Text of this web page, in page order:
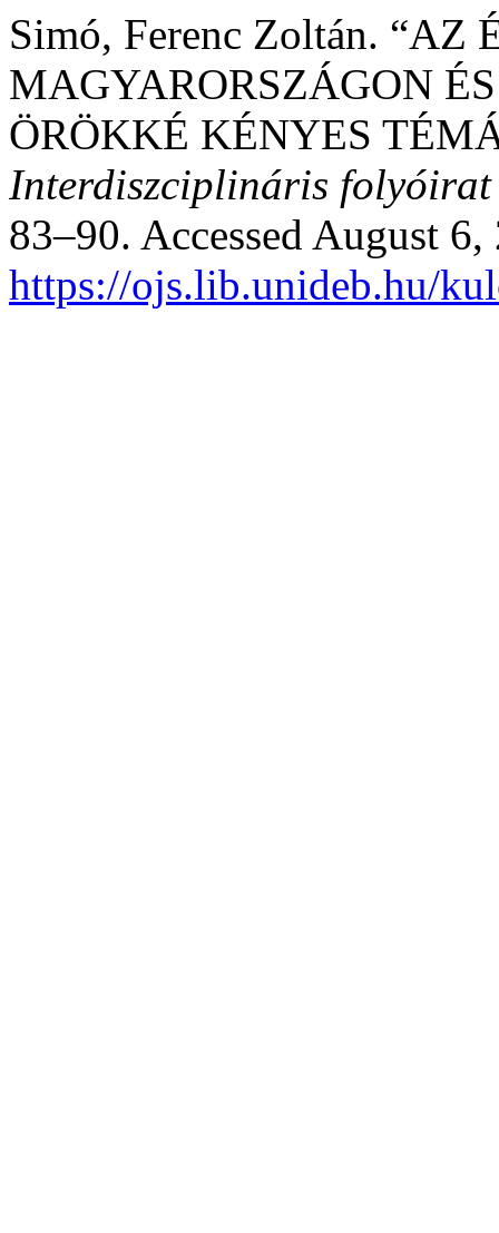
Simó, Ferenc Zoltán. “AZ
MAGYARORSZÁGON
ÖRÖKKÉ KÉNYES
Interdiszciplináris folyóirat
83–90. Accessed August 6,
https://ojs.lib.unideb.hu/